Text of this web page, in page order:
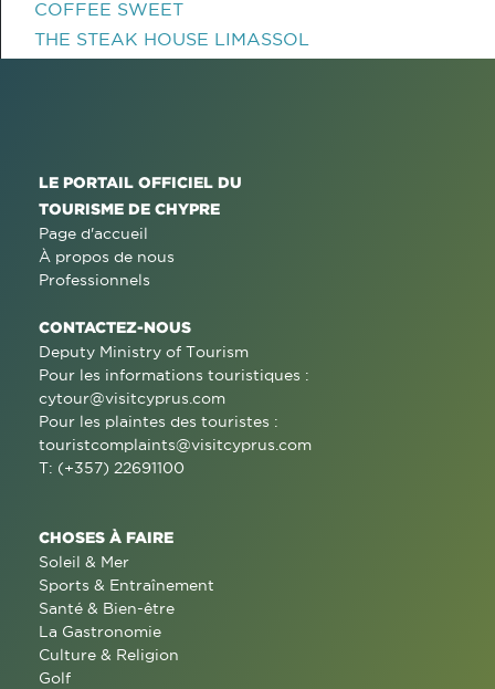
COFFEE SWEET
THE STEAK HOUSE LIMASSOL
LE PORTAIL OFFICIEL DU
TOURISME DE CHYPRE
Page d'accueil
À propos de nous
Professionnels
CONTACTEZ-NOUS
Deputy Ministry of Tourism
Pour les informations touristiques :
cytour@visitcyprus.com
Pour les plaintes des touristes :
touristcomplaints@visitcyprus.com
T: (+357) 22691100
CHOSES À FAIRE
Soleil & Mer
Sports & Entraînement
Santé & Bien-être
La Gastronomie
Culture & Religion
Golf